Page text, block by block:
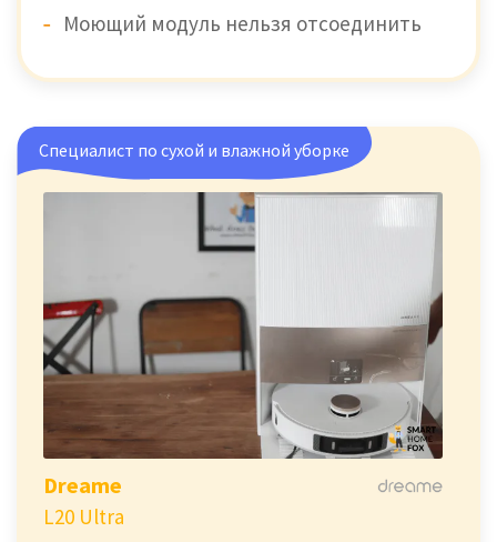
Моющий модуль нельзя отсоединить
Специалист по сухой и влажной уборке
Dreame
L20 Ultra